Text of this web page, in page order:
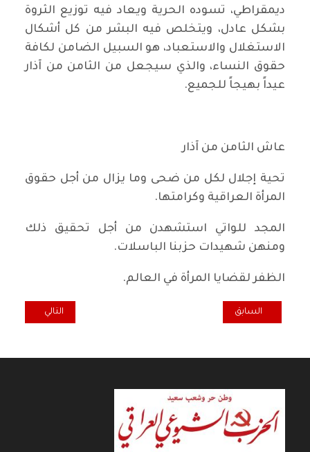
ديمقراطي، تسوده الحرية ويعاد فيه توزيع الثروة
بشكل عادل، ويتخلص فيه البشر من كل أشكال
الاستغلال والاستعباد، هو السبيل الضامن لكافة
حقوق النساء، والذي سيجعل من الثامن من آذار
عيداً بهيجاً للجميع.
عاش الثامن من آذار
تحية إجلال لكل من ضحى وما يزال من أجل حقوق
المرأة العراقية وكرامتها.
المجد للواتي استشهدن من أجل تحقيق ذلك
ومنهن شهيدات حزبنا الباسلات.
الظفر لقضايا المرأة في العالم.
المقال السابق: الشيوعيون يقيمون المهرجان الخامس للشهيد سلام
السابق المقال التالي:
التالي